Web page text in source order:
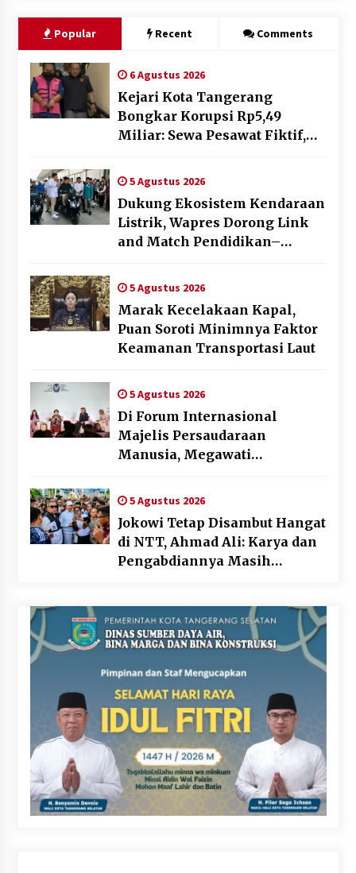
Popular Recent Comments
6 Agustus 2026
Kejari Kota Tangerang
Bongkar Korupsi Rp5,49
Miliar: Sewa Pesawat Fiktif,
Ditahan
5 Agustus 2026
Dukung Ekosistem Kendaraan
Listrik, Wapres Dorong Link
and Match Pendidikan–
5 Agustus 2026
Marak Kecelakaan Kapal,
Puan Soroti Minimnya Faktor
Keamanan Transportasi Laut
5 Agustus 2026
Di Forum Internasional
Majelis Persaudaraan
Manusia, Megawati
Kepemimpinan Perempuan
Bukan Dominasi, Tapi
Merawat Dan Merangkul
5 Agustus 2026
Jokowi Tetap Disambut Hangat
di NTT, Ahmad Ali: Karya dan
Pengabdiannya Masih